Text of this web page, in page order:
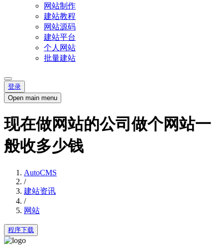
网站制作
建站教程
网站源码
建站平台
个人网站
批量建站
登录
Open main menu
现在做网站的公司做个网站一
般收多少钱
AutoCMS
/
建站资讯
/
网站
程序下载